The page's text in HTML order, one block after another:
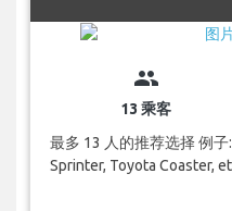
group
13 乘客
最多 13 人的推荐选择 例
Sprinter, Toyota Coaster,